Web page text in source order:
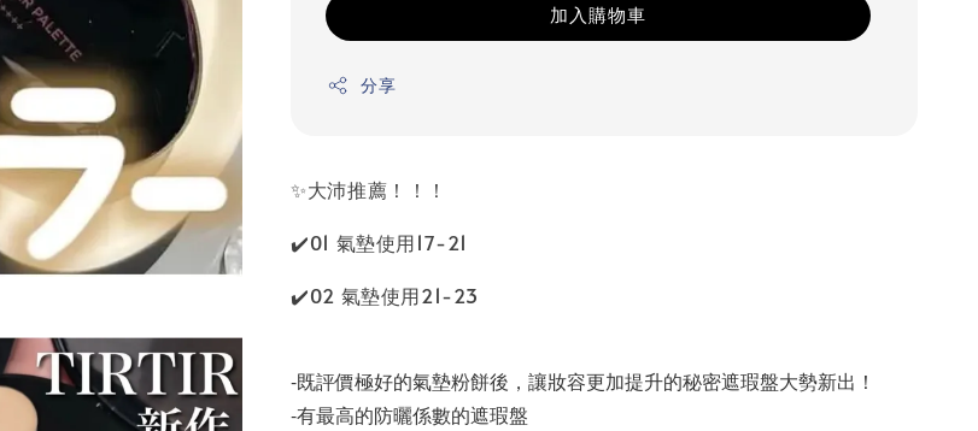
加入購物車
分享
✨大沛推薦！！！
✔️01 氣墊使用17-21
✔️02 氣墊使用21-23
-既評價極好的氣墊粉餅後，讓妝容更加提升的秘密遮瑕盤大勢新出！
-有最高的防曬係數的遮瑕盤